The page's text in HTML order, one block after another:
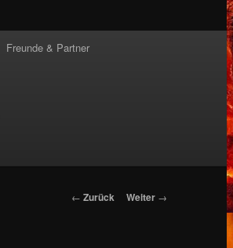
Freunde & Partner
Beitrags-
← Zurück Weiter →